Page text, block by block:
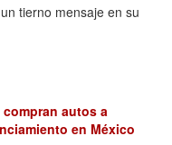
tierno mensaje en su
autos a
en México